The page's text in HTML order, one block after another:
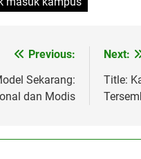
Previous:
Sekarang:
dan Modis
Next:
Title: